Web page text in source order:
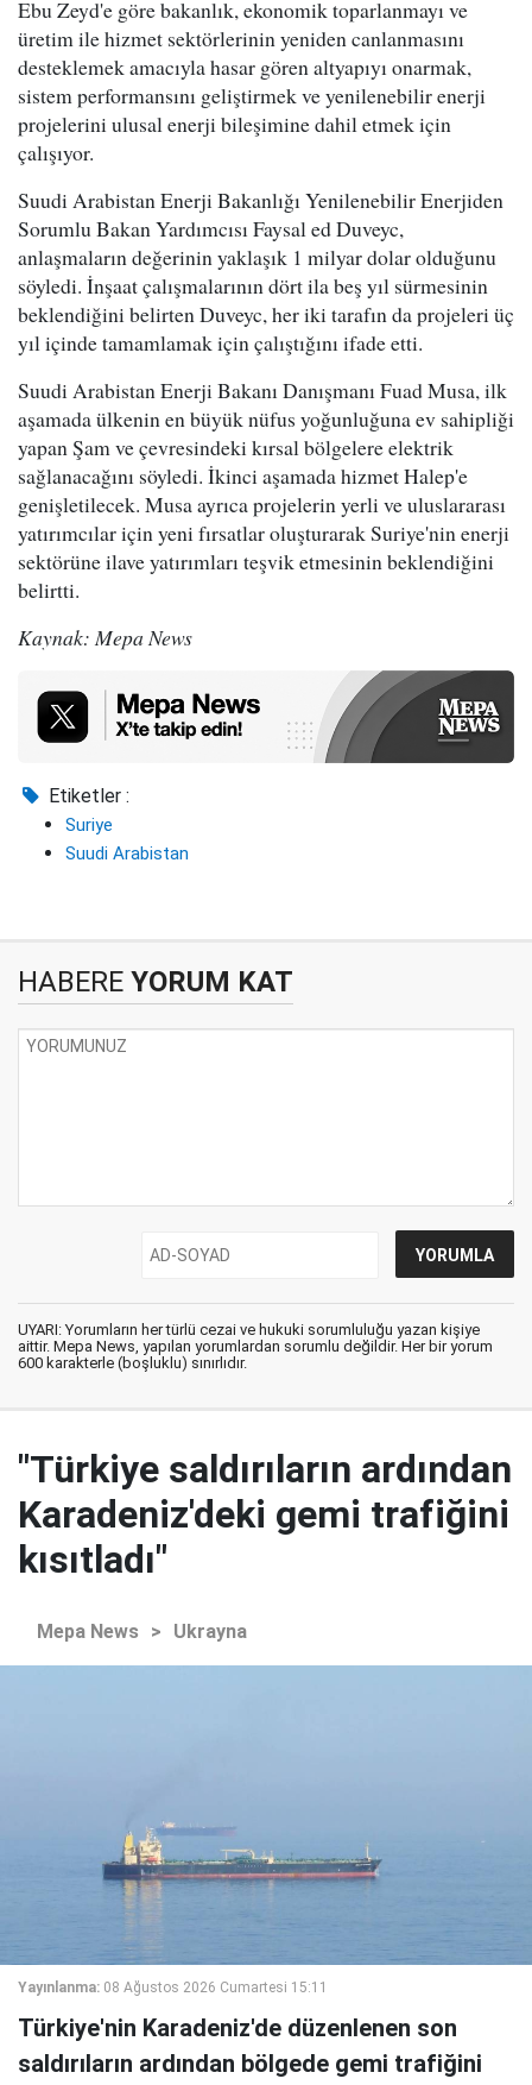
Ebu Zeyd'e göre bakanlık, ekonomik toparlanmayı ve
üretim ile hizmet sektörlerinin yeniden canlanmasını
desteklemek amacıyla hasar gören altyapıyı onarmak,
sistem performansını geliştirmek ve yenilenebilir enerji
projelerini ulusal enerji bileşimine dahil etmek için
çalışıyor.
Suudi Arabistan Enerji Bakanlığı Yenilenebilir Enerjiden
Sorumlu Bakan Yardımcısı Faysal ed Duveyc,
anlaşmaların değerinin yaklaşık 1 milyar dolar olduğunu
söyledi. İnşaat çalışmalarının dört ila beş yıl sürmesinin
beklendiğini belirten Duveyc, her iki tarafın da projeleri üç
yıl içinde tamamlamak için çalıştığını ifade etti.
Suudi Arabistan Enerji Bakanı Danışmanı Fuad Musa, ilk
aşamada ülkenin en büyük nüfus yoğunluğuna ev sahipliği
yapan Şam ve çevresindeki kırsal bölgelere elektrik
sağlanacağını söyledi. İkinci aşamada hizmet Halep'e
genişletilecek. Musa ayrıca projelerin yerli ve uluslararası
yatırımcılar için yeni fırsatlar oluşturarak Suriye'nin enerji
sektörüne ilave yatırımları teşvik etmesinin beklendiğini
belirtti.
Kaynak: Mepa News
Etiketler :
Suriye
Suudi Arabistan
HABERE YORUM KAT
UYARI: Yorumların her türlü cezai ve hukuki sorumluluğu yazan kişiye
aittir. Mepa News, yapılan yorumlardan sorumlu değildir. Her bir yorum
600 karakterle (boşluklu) sınırlıdır.
"Türkiye saldırıların ardından
Karadeniz'deki gemi trafiğini
kısıtladı"
Mepa News > Ukrayna
Yayınlanma: 08 Ağustos 2026 Cumartesi 15:11
Türkiye'nin Karadeniz'de düzenlenen son
saldırıların ardından bölgede gemi trafiğini